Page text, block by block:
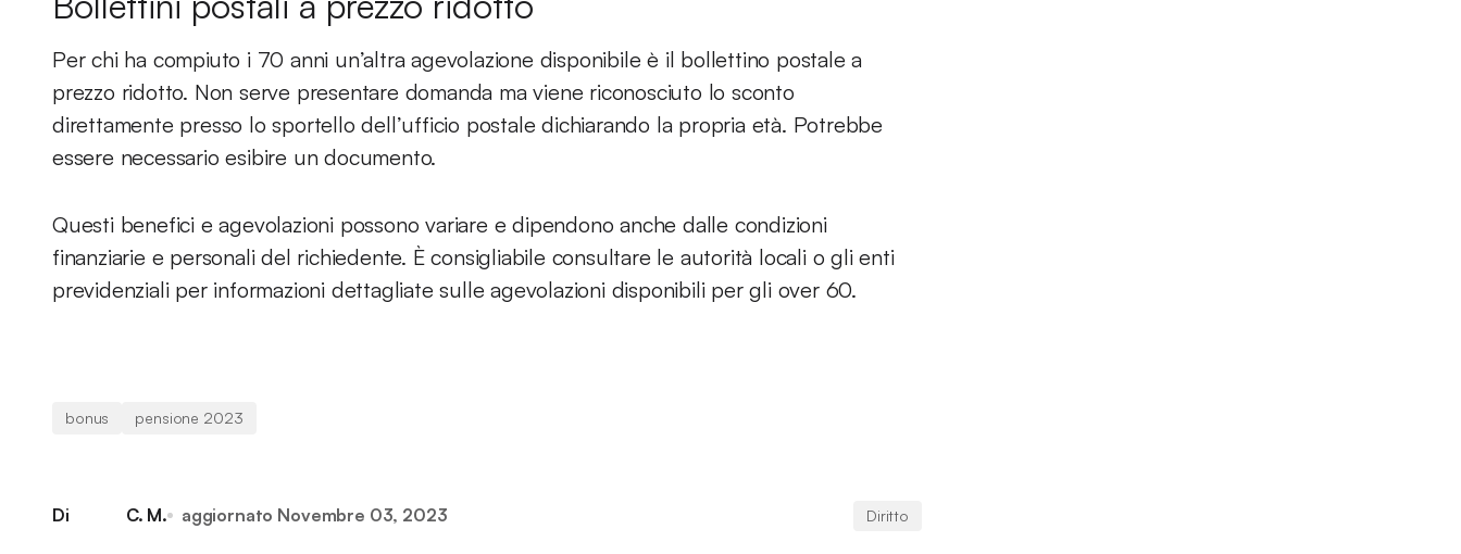
Per chi ha compiuto i 70 anni un’altra agevolazione disponibile è il bollettino postale a
prezzo ridotto. Non serve presentare domanda ma viene riconosciuto lo sconto
direttamente presso lo sportello dell’ufficio postale dichiarando la propria età. Potrebbe
essere necessario esibire un documento.
Questi benefici e agevolazioni possono variare e dipendono anche dalle condizioni
finanziarie e personali del richiedente. È consigliabile consultare le autorità locali o gli enti
previdenziali per informazioni dettagliate sulle agevolazioni disponibili per gli over 60.
bonus pensione 2023
Di C. M. aggiornato Novembre 03, 2023 Diritto